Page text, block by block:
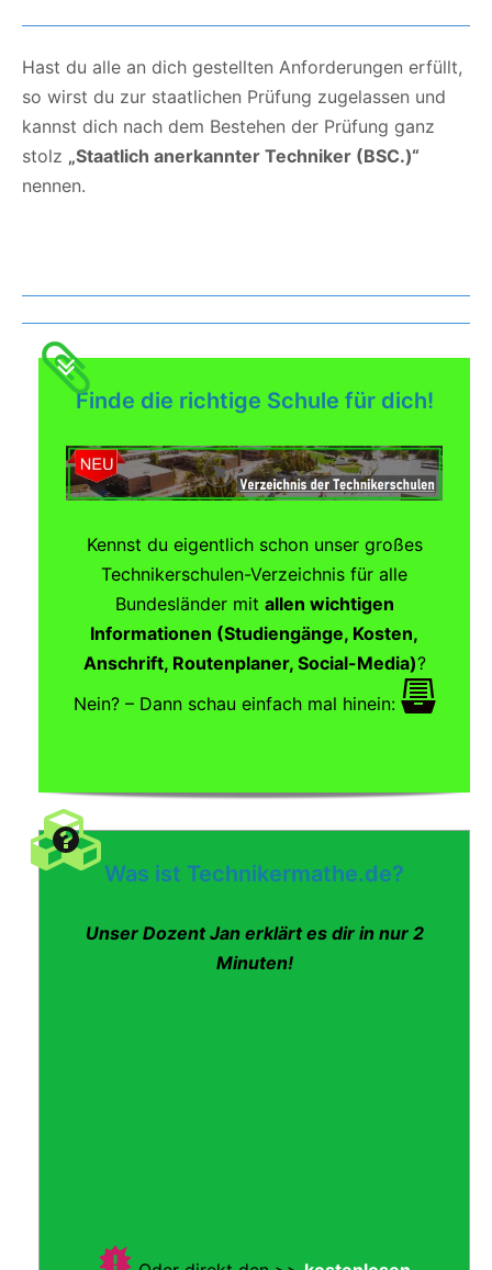
Hast du alle an dich gestellten Anforderungen erfüllt,
so wirst du zur staatlichen Prüfung zugelassen und
kannst dich nach dem Bestehen der Prüfung ganz
stolz „Staatlich anerkannter Techniker (BSC.)“
nennen.
Finde die richtige Schule für dich!
Kennst du eigentlich schon unser großes
Technikerschulen-Verzeichnis für alle
Bundesländer mit allen wichtigen
Informationen (Studiengänge, Kosten,
Anschrift, Routenplaner, Social-Media)?
Nein? – Dann schau einfach mal hinein:
Was ist Technikermathe.de?
Unser Dozent Jan erklärt es dir in nur 2
Minuten!